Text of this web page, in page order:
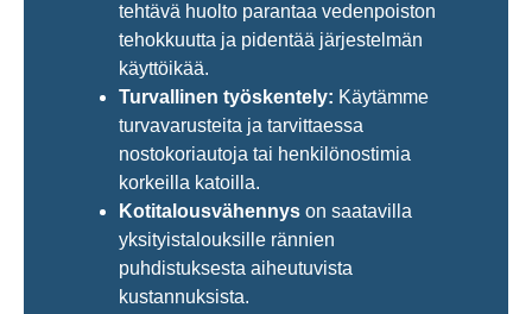
tehtävä huolto parantaa vedenpoiston
tehokkuutta ja pidentää järjestelmän
käyttöikää.
Turvallinen työskentely: Käytämme
turvavarusteita ja tarvittaessa
nostokoriautoja tai henkilönostimia
korkeilla katoilla.
Kotitalousvähennys on saatavilla
yksityistalouksille rännien
puhdistuksesta aiheutuvista
kustannuksista.